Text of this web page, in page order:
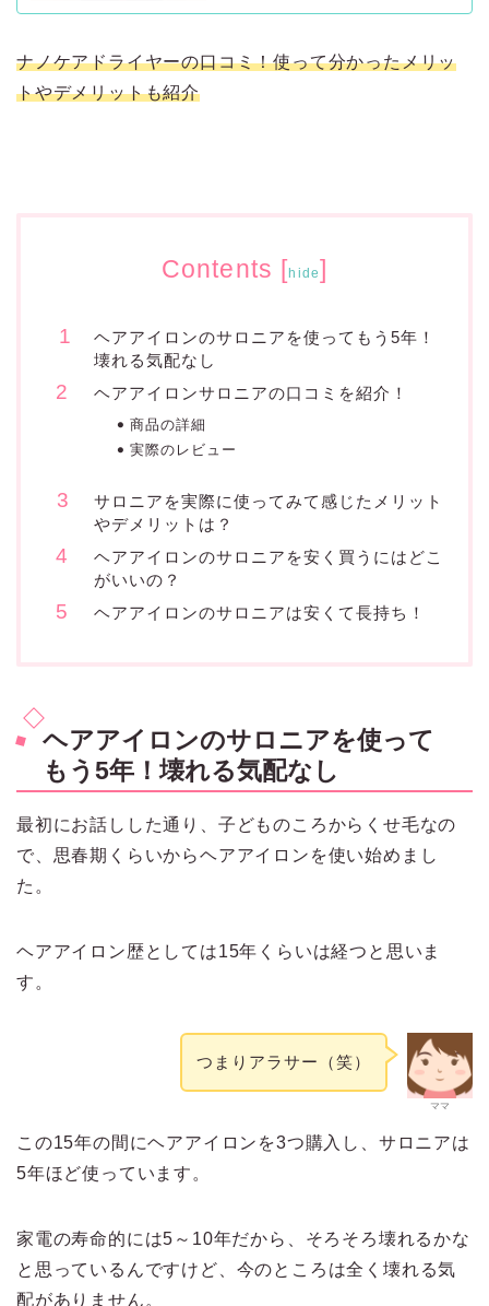
ナノケアドライヤーの口コミ！使って分かったメリッ
トやデメリットも紹介
Contents [hide]
ヘアアイロンのサロニアを使ってもう5年！
壊れる気配なし
ヘアアイロンサロニアの口コミを紹介！
商品の詳細
実際のレビュー
サロニアを実際に使ってみて感じたメリット
やデメリットは？
ヘアアイロンのサロニアを安く買うにはどこ
がいいの？
ヘアアイロンのサロニアは安くて長持ち！
ヘアアイロンのサロニアを使って
もう5年！壊れる気配なし
最初にお話しした通り、子どものころからくせ毛なの
で、思春期くらいからヘアアイロンを使い始めまし
た。
ヘアアイロン歴としては15年くらいは経つと思いま
す。
ママ
つまりアラサー（笑）
この15年の間にヘアアイロンを3つ購入し、サロニアは
5年ほど使っています。
家電の寿命的には5～10年だから、そろそろ壊れるかな
と思っているんですけど、今のところは全く壊れる気
配がありません。